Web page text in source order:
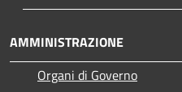
AMMINISTRAZIONE
Organi di Governo